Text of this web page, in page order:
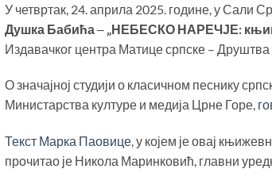
У четвртак, 24. априла 2025. године, у Сали
Душка Бабића ‒ „НЕБЕСКО НАРЕЧЈЕ:
Издавачког центра Матице српске – Друштва
О значајној студији о класичном песнику
Министарства културе и медија Црне Горе,
Текст Марка Паовице, у којем је овај
прочитао је Никола Маринковић, главни